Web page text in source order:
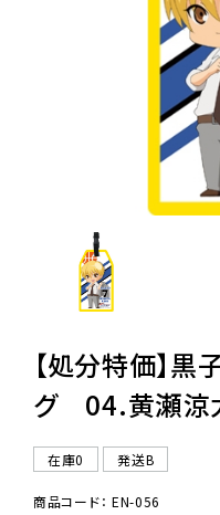
販促用空カプセル
景品・玩具・文具
販促用カプセルトイ
ご利用ガ
06-
【処分特価】
グ 04.黄瀬涼
在庫0 発送B
商品コード： EN-056